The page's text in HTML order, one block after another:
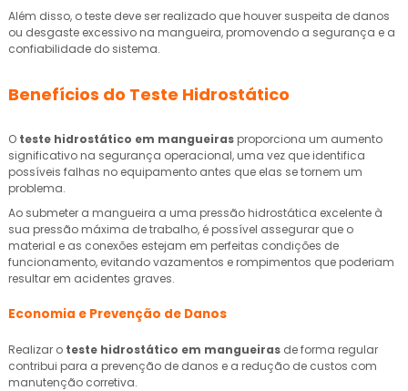
Além disso, o teste deve ser realizado que houver suspeita de danos
ou desgaste excessivo na mangueira, promovendo a segurança e a
confiabilidade do sistema.
Benefícios do Teste Hidrostático
O teste hidrostático em mangueiras proporciona um aumento
significativo na segurança operacional, uma vez que identifica
possíveis falhas no equipamento antes que elas se tornem um
problema.
Ao submeter a mangueira a uma pressão hidrostática excelente à
sua pressão máxima de trabalho, é possível assegurar que o
material e as conexões estejam em perfeitas condições de
funcionamento, evitando vazamentos e rompimentos que poderiam
resultar em acidentes graves.
Economia e Prevenção de Danos
Realizar o teste hidrostático em mangueiras de forma regular
contribui para a prevenção de danos e a redução de custos com
manutenção corretiva.